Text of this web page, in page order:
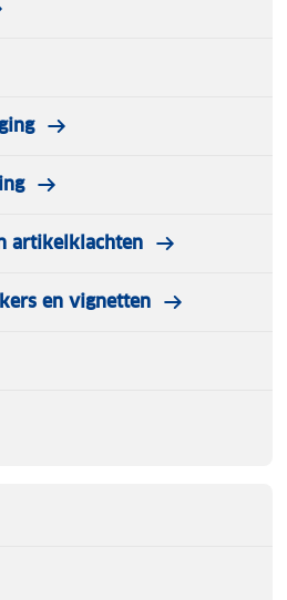
artikelklachten
en vignetten